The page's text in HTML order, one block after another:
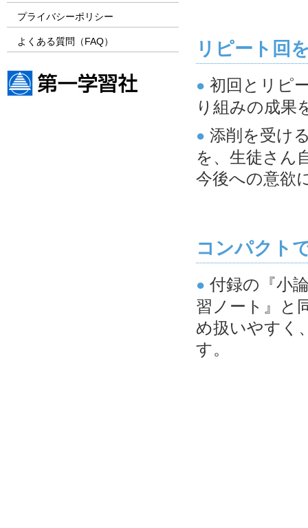
プライバシーポリシー
よくある質問（FAQ） リピート回
● 初回とリピ
り組みの成果
● 添削を受け
を、生徒さん
今後への意欲
コンパクト
● 付録の『小
習ノート』と
め扱いやすく
す。